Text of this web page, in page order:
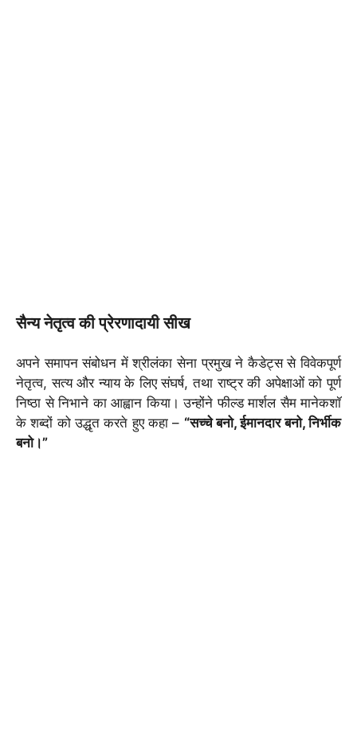
सैन्य नेतृत्व की प्रेरणादायी सीख
अपने समापन संबोधन में श्रीलंका सेना प्रमुख ने कैडेट्स से विवेकपूर्ण
नेतृत्व, सत्य और न्याय के लिए संघर्ष, तथा राष्ट्र की अपेक्षाओं को पूर्ण
निष्ठा से निभाने का आह्वान किया। उन्होंने फील्ड मार्शल सैम मानेकशॉ
के शब्दों को उद्धृत करते हुए कहा – “सच्चे बनो, ईमानदार बनो, निर्भीक
बनो।”